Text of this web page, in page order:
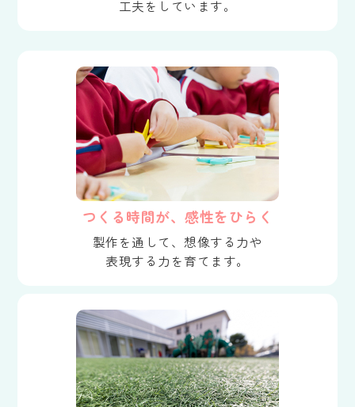
工夫をしています。
つくる時間が、感性をひらく
製作を通して、想像する力や
表現する力を育てます。